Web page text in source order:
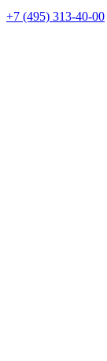
+7 (495) 313-40-00